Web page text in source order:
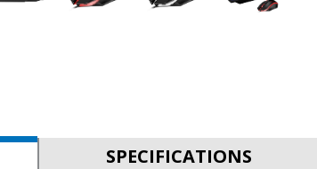
SPECIFICATIONS